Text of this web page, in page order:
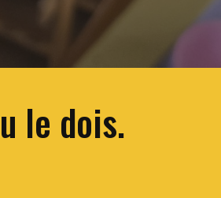
le dois.